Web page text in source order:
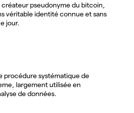
pseudonyme du bitcoin,
véritable identité connue et sans
jour.
procédure systématique de
largement utilisée en
de données.